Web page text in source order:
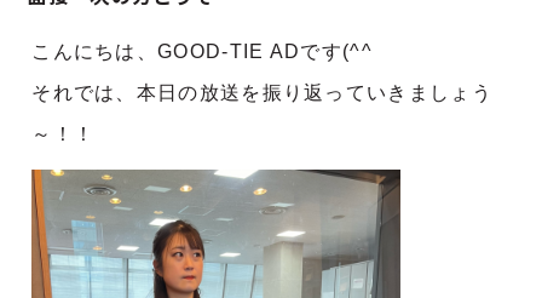
こんにちは、GOOD-TIE ADです(^^
それでは、本日の放送を振り返っていきましょう
～！！